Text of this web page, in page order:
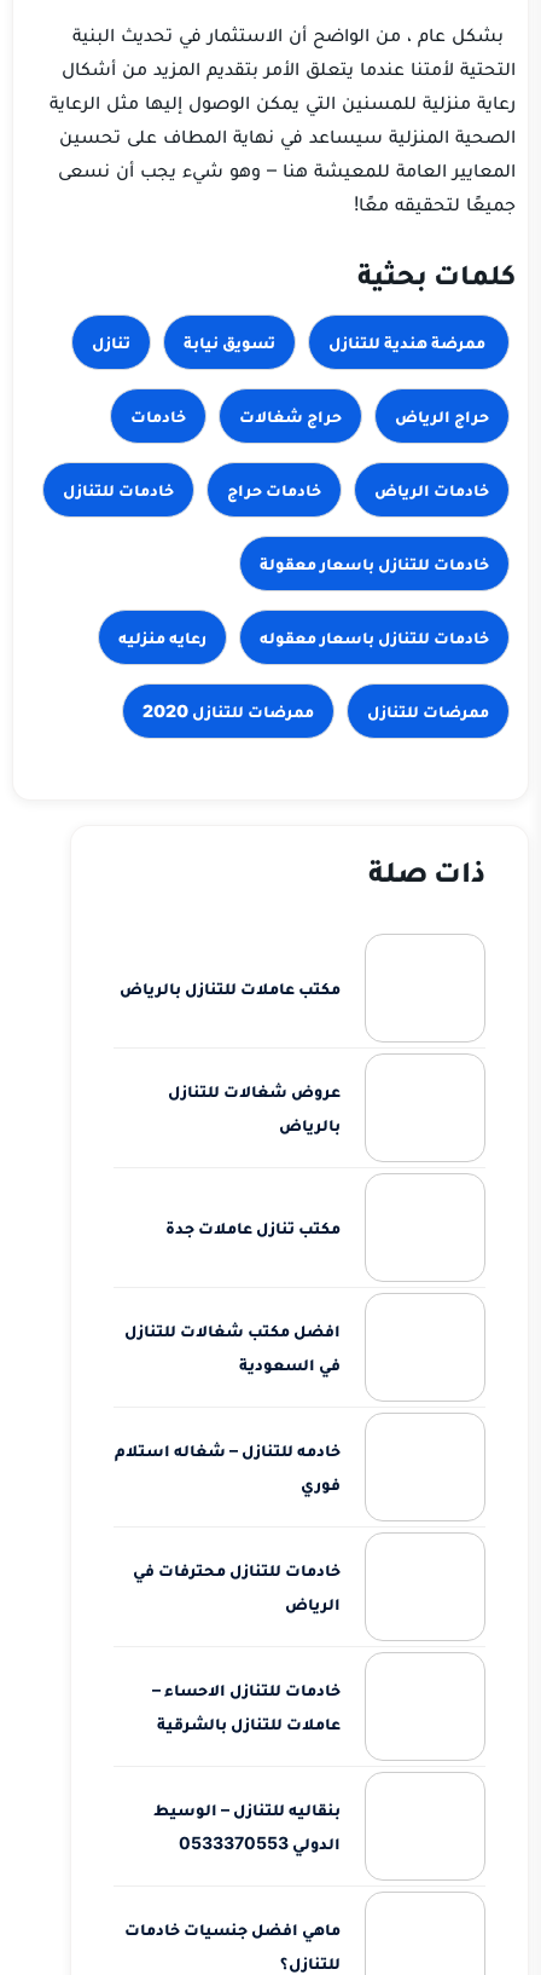
بشكل عام ، من الواضح أن الاستثمار في تحديث البنية
التحتية لأمتنا عندما يتعلق الأمر بتقديم المزيد من أشكال
رعاية منزلية للمسنين التي يمكن الوصول إليها مثل الرعاية
الصحية المنزلية سيساعد في نهاية المطاف على تحسين
المعايير العامة للمعيشة هنا – وهو شيء يجب أن نسعى
جميعًا لتحقيقه معًا!
كلمات بحثية
تسويق نيابة تنازل
حراج الرياض حراج شغالات خادمات
خادمات الرياض خادمات حراج خادمات للتنازل
خادمات للتنازل باسعار معقولة
خادمات للتنازل باسعار معقوله رعايه منزليه
ذات صلة
مكتب عاملات للتنازل بالرياض
عروض شغالات للتنازل
بالرياض
مكتب تنازل عاملات جدة
افضل مكتب شغالات للتنازل
في السعودية
خادمه للتنازل – شغاله استلام
فوري
خادمات للتنازل محترفات في
الرياض
خادمات للتنازل الاحساء –
عاملات للتنازل بالشرقية
بنقاليه للتنازل – الوسيط
الدولي 0533370553
ماهي افضل جنسيات خادمات
للتنازل؟